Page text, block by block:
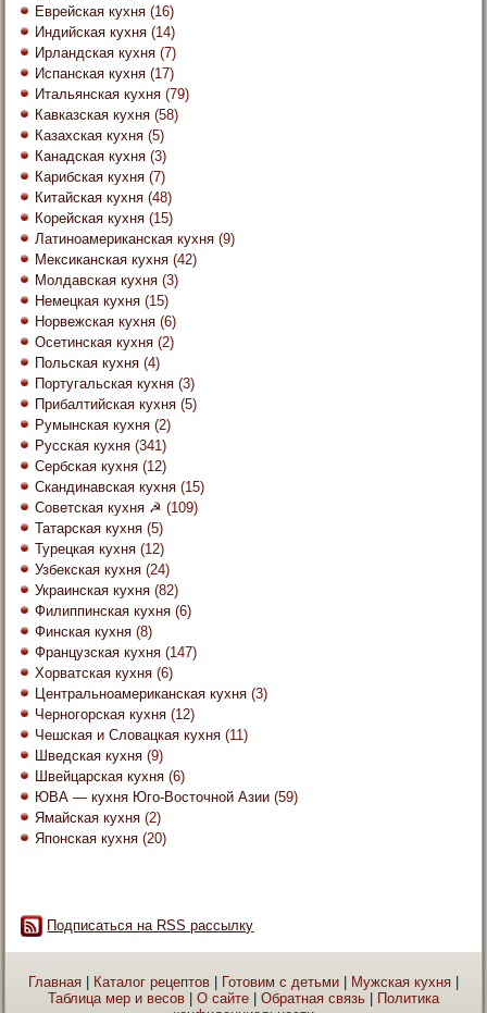
Еврейская кухня (16)
Индийская кухня (14)
Ирландская кухня (7)
Испанская кухня (17)
Итальянская кухня (79)
Кавказская кухня (58)
Казахская кухня (5)
Канадская кухня (3)
Карибская кухня (7)
Китайская кухня (48)
Корейская кухня (15)
Латиноамериканская кухня (9)
Мексиканская кухня (42)
Молдавская кухня (3)
Немецкая кухня (15)
Норвежская кухня (6)
Осетинская кухня (2)
Польская кухня (4)
Португальская кухня (3)
Прибалтийская кухня (5)
Румынская кухня (2)
Русская кухня (341)
Сербская кухня (12)
Скандинавская кухня (15)
Советская кухня ☭ (109)
Татарская кухня (5)
Турецкая кухня (12)
Узбекская кухня (24)
Украинская кухня (82)
Филиппинская кухня (6)
Финская кухня (8)
Французская кухня (147)
Хорватская кухня (6)
Центральноамериканская кухня (3)
Черногорская кухня (12)
Чешская и Словацкая кухня (11)
Шведская кухня (9)
Швейцарская кухня (6)
ЮВА — кухня Юго-Восточной Азии (59)
Ямайская кухня (2)
Японская кухня (20)
Подписаться на RSS рассылку
Главная Каталог рецептов Готовим с детьми Мужская кухня
Таблица мер и весов
О сайте Обратная связь
Политика